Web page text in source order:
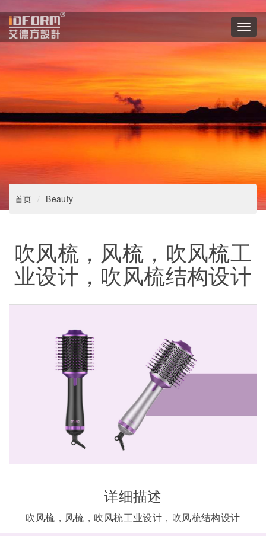
首页 Beauty
吹风梳，风梳，吹风梳工
业设计，吹风梳结构设计
详细描述
吹风梳，风梳，吹风梳工业设计，吹风梳结构设计